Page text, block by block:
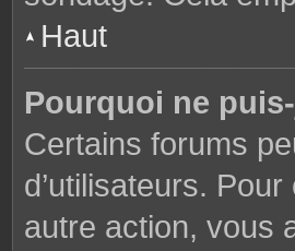
Haut
Pourquoi ne
Certains forums
d’utilisateurs.
autre action, vous